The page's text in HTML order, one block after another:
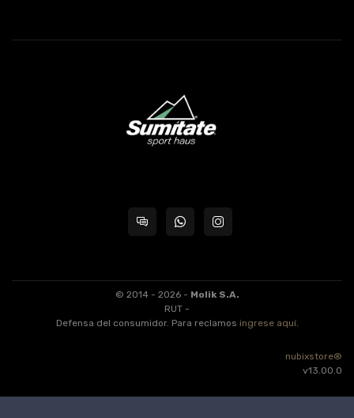
© 2014 - 2026 - Molik S.A.
RUT -
Defensa del consumidor. Para reclamos ingrese aquí.
nubixstore®
v13.00.0